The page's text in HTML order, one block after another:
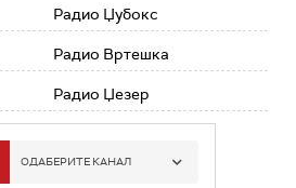
Радио Џубокс
Радио Вртешка
Радио Џезер
ОДАБЕРИТЕ КАНАЛ